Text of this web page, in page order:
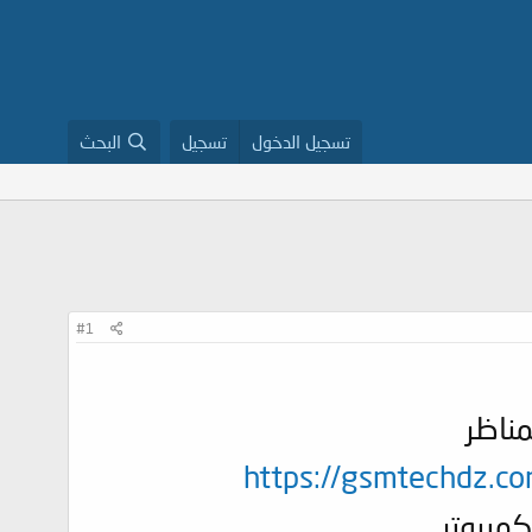
تسجيل الدخول تسجيل البحث
#1
https://